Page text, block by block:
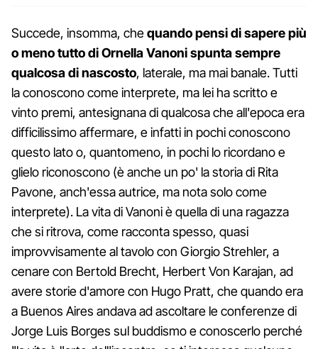
Succede, insomma, chequando pensi di sapere più
o meno tutto di Ornella Vanoni spunta sempre
qualcosa di nascosto, laterale, ma mai banale. Tutti
la conoscono come interprete, ma lei ha scritto e
vinto premi, antesignana di qualcosa che all'epoca era
difficilissimo affermare, e infatti in pochi conoscono
questo lato o, quantomeno, in pochi lo ricordano e
glielo riconoscono (è anche un po' la storia di Rita
Pavone, anch'essa autrice, ma nota solo come
interprete). La vita di Vanoni è quella di una ragazza
che si ritrova, come racconta spesso, quasi
improvvisamente al tavolo con Giorgio Strehler, a
cenare con Bertold Brecht, Herbert Von Karajan, ad
avere storie d'amore con Hugo Pratt, che quando era
a Buenos Aires andava ad ascoltare le conferenze di
Jorge Luis Borges sul buddismo e conoscerlo perché